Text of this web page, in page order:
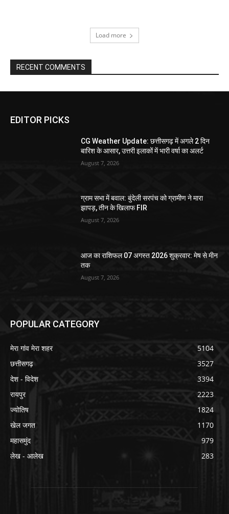
Load more
RECENT COMMENTS
EDITOR PICKS
CG Weather Update: छत्तीसगढ़ में अगले 2 दिन
बारिश के आसार, उत्तरी इलाकों में भारी वर्षा का अलर्ट
August 7, 2026
ग्राम सभा में बवाल: बुंदेली सरपंच को ग्रामीण ने मारा
झापड़, तीन के खिलाफ FIR
August 7, 2026
आज का राशिफल 07 अगस्त 2026 शुक्रवार: मेष से मीन
तक
August 7, 2026
POPULAR CATEGORY
मेरा गांव मेरा शहर
5104
छत्तीसगढ़
3527
देश - विदेश
3394
रायपुर
2223
ज्योतिष
1824
खेल जगत
1170
महासमुंद
979
लेख - आलेख
283